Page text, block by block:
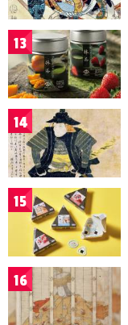
13
14
15
16